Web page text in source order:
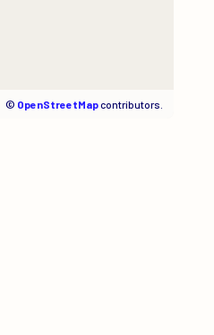
© OpenStreetMapcontributors.